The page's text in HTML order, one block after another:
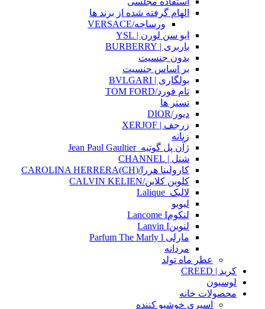
الهام گرفته شده از برند ها
ورساچه/VERSACE
ایو سن لورن | YSL
باربری | BURBERRY
بدون جنسیت
بر اساس جنسیت
بولگاری | BVLGARI
تام فورد/TOM FORD
تستر ها
دیور/DIOR
زرجف | XERJOF
زنانه
ژآن پل گوتیه_Jean Paul Gaultier
شنل | CHANNEL
کارولینا هررا/(CH)CAROLINA HERRERA
کلوین کلاین/CALVIN KELIEN
لالیک_Lalique
لبوبو
لنکومLancome I
لنوینLanvin I
مارلی Parfum The Marly l
مردانه
عطر ماه تولد
کرید | CREED
لوسیون
محصولات خانه
اسپری خوشبو کننده